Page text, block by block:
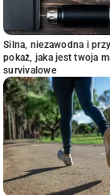
Silna, niezawodna i
pokaż, jaka jest twoja
survivalowe